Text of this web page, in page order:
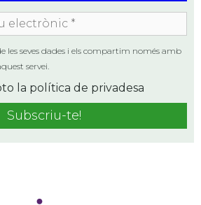
les seves dades i els compartim només amb
servei.
la política de privadesa